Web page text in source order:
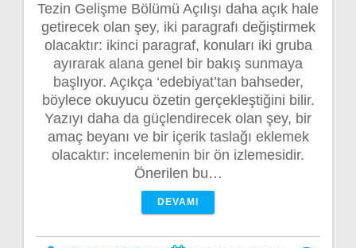
Tezin Gelişme Bölümü Açılışı daha açık hale
getirecek olan şey, iki paragrafı değiştirmek
olacaktır: ikinci paragraf, konuları iki gruba
ayırarak alana genel bir bakış sunmaya
başlıyor. Açıkça ‘edebiyat’tan bahseder,
böylece okuyucu özetin gerçekleştiğini bilir.
Yazıyı daha da güçlendirecek olan şey, bir
amaç beyanı ve bir içerik taslağı eklemek
olacaktır: incelemenin bir ön izlemesidir.
Önerilen bu…
DEVAMI